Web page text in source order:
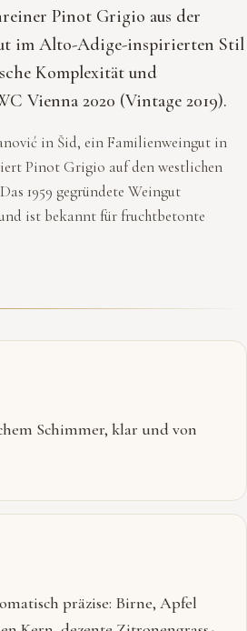
Pinot Grigio aus der
im Alto-Adige-inspirierten Stil
Komplexität und
Vienna 2020 (Vintage 2019).
in Šid, ein Familienweingut in
Pinot Grigio auf den westlichen
1959 gegründete Weingut
ist bekannt für fruchtbetonte
Schimmer, klar und von
präzise: Birne, Apfel